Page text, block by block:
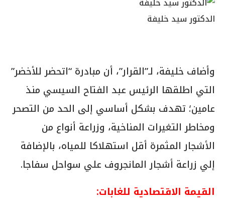
الدكتور سيد خليفة
وأضاف خليفة، لـ”القرار”، أن مبادرة “اتحضر للأخضر”
التي اطلقها الرئيس عبد الفتاح السيسي منذ
عامين؛ تهدف بشكل أساسي إلى الحد من التصحر
ومخاطر التغيرات المناخية، وزراعة أنواع من
الأشجار المثمرة أقل استهلاكا للمياه، بالإضافة
إلي زراعة أشجار المانجروف علي سواحل سفاجا.
القيمة الاقتصادية للغابات: